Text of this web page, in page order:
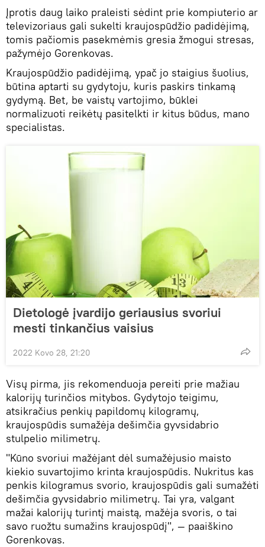
Įprotis daug laiko praleisti sėdint prie kompiuterio ar
televizoriaus gali sukelti kraujospūdžio padidėjimą,
tomis pačiomis pasekmėmis gresia žmogui stresas,
pažymėjo Gorenkovas.
Kraujospūdžio padidėjimą, ypač jo staigius šuolius,
būtina aptarti su gydytoju, kuris paskirs tinkamą
gydymą. Bet, be vaistų vartojimo, būklei
normalizuoti reikėtų pasitelkti ir kitus būdus, mano
specialistas.
Dietologė įvardijo geriausius svoriui
mesti tinkančius vaisius
2022 Kovo 28, 21:20
Visų pirma, jis rekomenduoja pereiti prie mažiau
kalorijų turinčios mitybos. Gydytojo teigimu,
atsikračius penkių papildomų kilogramų,
kraujospūdis sumažėja dešimčia gyvsidabrio
stulpelio milimetrų.
"Kūno svoriui mažėjant dėl ​​sumažėjusio maisto
kiekio suvartojimo krinta kraujospūdis. Nukritus kas
penkis kilogramus svorio, kraujospūdis gali sumažėti
dešimčia gyvsidabrio milimetrų. Tai yra, valgant
mažai kalorijų turintį maistą, mažėja svoris, o tai
savo ruožtu sumažins kraujospūdį", — paaiškino
Gorenkovas.